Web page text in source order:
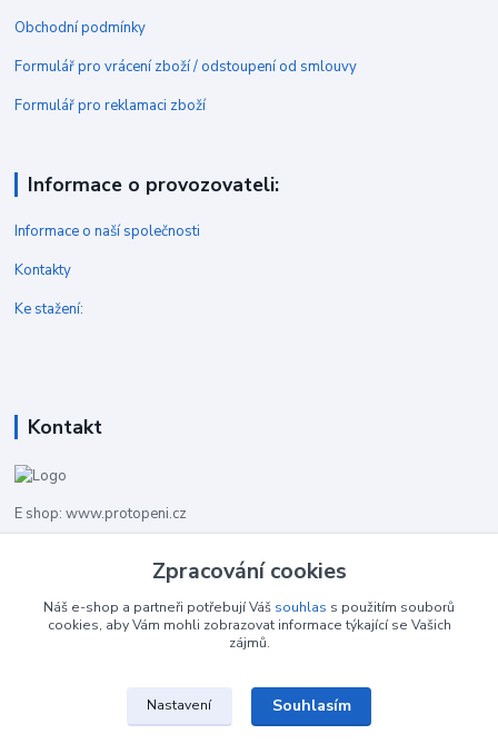
Obchodní podmínky
Formulář pro vrácení zboží / odstoupení od smlouvy
Formulář pro reklamaci zboží
Informace o provozovateli:
Informace o naší společnosti
Kontakty
Ke stažení:
Kontakt
E shop: www.protopeni.cz
+420 483 710 226
info@protopeni.cz
Zpracování cookies
Náš e-shop a partneři potřebují Váš souhlas s použitím souborů
cookies, aby Vám mohli zobrazovat informace týkající se Vašich
zájmů.
Nastavení Souhlasím